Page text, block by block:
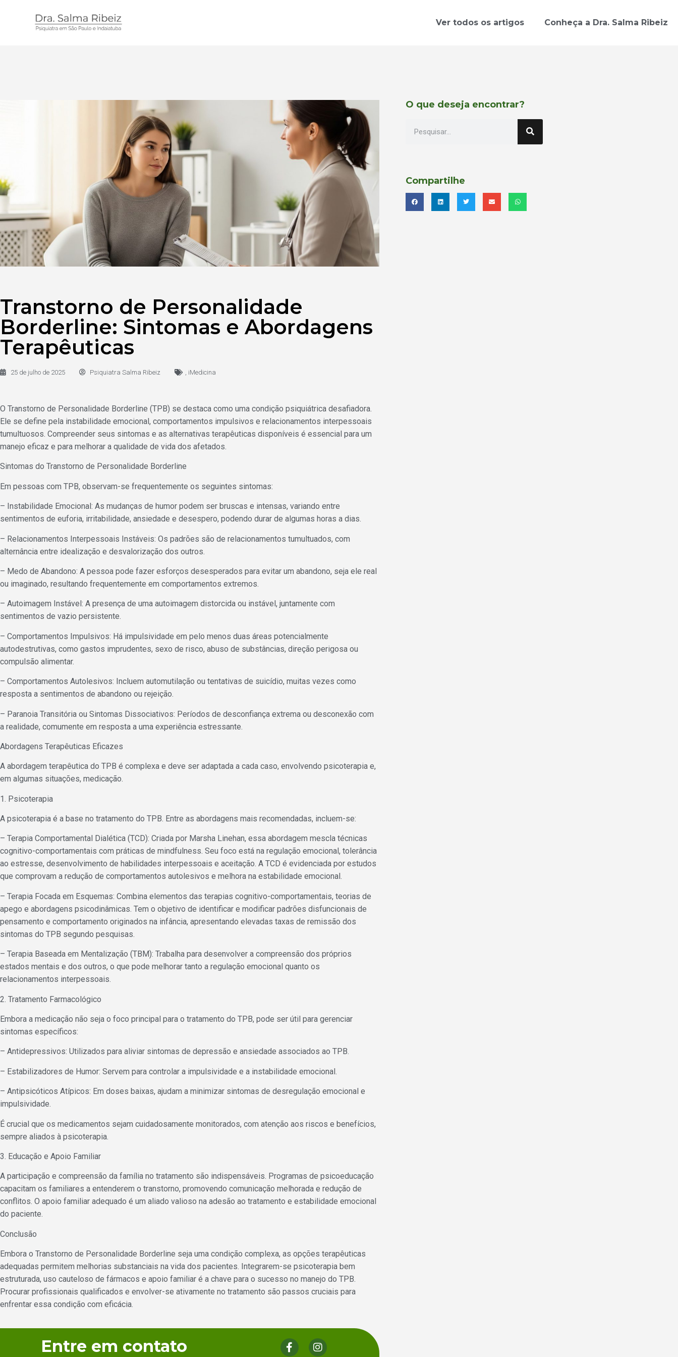
Ver todos os artigos Conheça a Dra. Salma Ribeiz
Transtorno de Personalidade
Borderline: Sintomas e Abordagens
Terapêuticas
25 de julho de 2025 Psiquiatra Salma Ribeiz iMedicina
O Transtorno de Personalidade Borderline (TPB) se destaca como uma condição psiquiátrica desafiadora.
Ele se define pela instabilidade emocional, comportamentos impulsivos e relacionamentos interpessoais
tumultuosos. Compreender seus sintomas e as alternativas terapêuticas disponíveis é essencial para um
manejo eficaz e para melhorar a qualidade de vida dos afetados.
Sintomas do Transtorno de Personalidade Borderline
Em pessoas com TPB, observam-se frequentemente os seguintes sintomas:
– Instabilidade Emocional: As mudanças de humor podem ser bruscas e intensas, variando entre
sentimentos de euforia, irritabilidade, ansiedade e desespero, podendo durar de algumas horas a dias.
– Relacionamentos Interpessoais Instáveis: Os padrões são de relacionamentos tumultuados, com
alternância entre idealização e desvalorização dos outros.
– Medo de Abandono: A pessoa pode fazer esforços desesperados para evitar um abandono, seja ele real
ou imaginado, resultando frequentemente em comportamentos extremos.
– Autoimagem Instável: A presença de uma autoimagem distorcida ou instável, juntamente com
sentimentos de vazio persistente.
– Comportamentos Impulsivos: Há impulsividade em pelo menos duas áreas potencialmente
autodestrutivas, como gastos imprudentes, sexo de risco, abuso de substâncias, direção perigosa ou
compulsão alimentar.
– Comportamentos Autolesivos: Incluem automutilação ou tentativas de suicídio, muitas vezes como
resposta a sentimentos de abandono ou rejeição.
– Paranoia Transitória ou Sintomas Dissociativos: Períodos de desconfiança extrema ou desconexão com
a realidade, comumente em resposta a uma experiência estressante.
Abordagens Terapêuticas Eficazes
A abordagem terapêutica do TPB é complexa e deve ser adaptada a cada caso, envolvendo psicoterapia e,
em algumas situações, medicação.
1. Psicoterapia
A psicoterapia é a base no tratamento do TPB. Entre as abordagens mais recomendadas, incluem-se:
– Terapia Comportamental Dialética (TCD): Criada por Marsha Linehan, essa abordagem mescla técnicas
cognitivo-comportamentais com práticas de mindfulness. Seu foco está na regulação emocional, tolerância
ao estresse, desenvolvimento de habilidades interpessoais e aceitação. A TCD é evidenciada por estudos
que comprovam a redução de comportamentos autolesivos e melhora na estabilidade emocional.
– Terapia Focada em Esquemas: Combina elementos das terapias cognitivo-comportamentais, teorias de
apego e abordagens psicodinâmicas. Tem o objetivo de identificar e modificar padrões disfuncionais de
pensamento e comportamento originados na infância, apresentando elevadas taxas de remissão dos
sintomas do TPB segundo pesquisas.
– Terapia Baseada em Mentalização (TBM): Trabalha para desenvolver a compreensão dos próprios
estados mentais e dos outros, o que pode melhorar tanto a regulação emocional quanto os
relacionamentos interpessoais.
2. Tratamento Farmacológico
Embora a medicação não seja o foco principal para o tratamento do TPB, pode ser útil para gerenciar
sintomas específicos:
– Antidepressivos: Utilizados para aliviar sintomas de depressão e ansiedade associados ao TPB.
– Estabilizadores de Humor: Servem para controlar a impulsividade e a instabilidade emocional.
– Antipsicóticos Atípicos: Em doses baixas, ajudam a minimizar sintomas de desregulação emocional e
impulsividade.
É crucial que os medicamentos sejam cuidadosamente monitorados, com atenção aos riscos e benefícios,
sempre aliados à psicoterapia.
3. Educação e Apoio Familiar
A participação e compreensão da família no tratamento são indispensáveis. Programas de psicoeducação
capacitam os familiares a entenderem o transtorno, promovendo comunicação melhorada e redução de
conflitos. O apoio familiar adequado é um aliado valioso na adesão ao tratamento e estabilidade emocional
do paciente.
Conclusão
Embora o Transtorno de Personalidade Borderline seja uma condição complexa, as opções terapêuticas
adequadas permitem melhorias substanciais na vida dos pacientes. Integrarem-se psicoterapia bem
estruturada, uso cauteloso de fármacos e apoio familiar é a chave para o sucesso no manejo do TPB.
Procurar profissionais qualificados e envolver-se ativamente no tratamento são passos cruciais para
enfrentar essa condição com eficácia.
Entre em contato
O que deseja encontrar?
Compartilhe